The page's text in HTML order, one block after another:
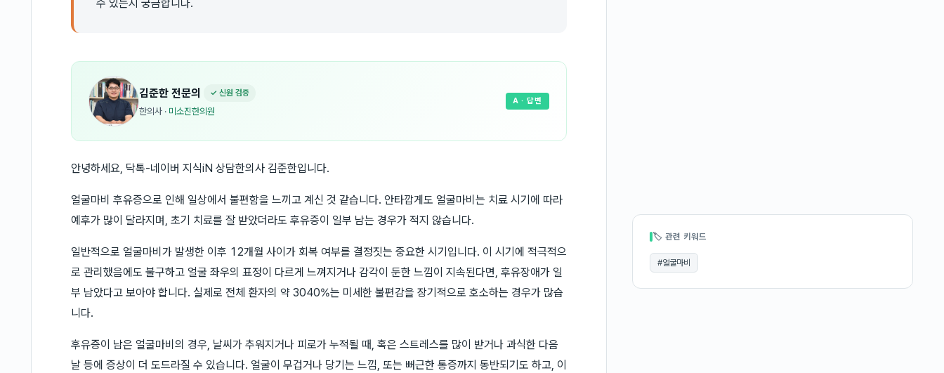
수 있는지 궁금합니다.
김준한 전문의 ✓ 신원 검증
한의사 · 미소진한의원
A · 답변
안녕하세요, 닥톡-네이버 지식iN 상담한의사 김준한입니다.
얼굴마비 후유증으로 인해 일상에서 불편함을 느끼고 계신 것 같습니다. 안타깝게도 얼굴마비는 치료 시기에 따라
예후가 많이 달라지며, 초기 치료를 잘 받았더라도 후유증이 일부 남는 경우가 적지 않습니다.
일반적으로 얼굴마비가 발생한 이후 12개월 사이가 회복 여부를 결정짓는 중요한 시기입니다. 이 시기에 적극적으
로 관리했음에도 불구하고 얼굴 좌우의 표정이 다르게 느껴지거나 감각이 둔한 느낌이 지속된다면, 후유장애가 일
부 남았다고 보아야 합니다. 실제로 전체 환자의 약 3040%는 미세한 불편감을 장기적으로 호소하는 경우가 많습
니다.
후유증이 남은 얼굴마비의 경우, 날씨가 추워지거나 피로가 누적될 때, 혹은 스트레스를 많이 받거나 과식한 다음
날 등에 증상이 더 도드라질 수 있습니다. 얼굴이 무겁거나 당기는 느낌, 또는 뻐근한 통증까지 동반되기도 하고, 이
🏷 관련 키워드
#얼굴마비